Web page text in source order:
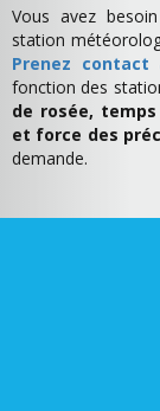
Vous avez
station
Prenez contact
fonction des
de rosée,
et force des
demande.